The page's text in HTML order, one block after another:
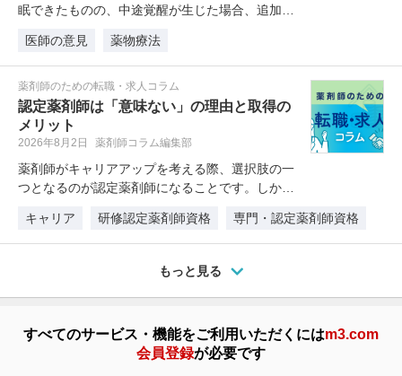
眠できたものの、中途覚醒が生じた場合、追加で
医師の意見
薬物療法
薬剤師のための転職・求人コラム
認定薬剤師は「意味ない」の理由と取得の
メリット
2026年8月2日 薬剤師コラム編集部
薬剤師がキャリアアップを考える際、選択肢の一
つとなるのが認定薬剤師になることです。しか
キャリア
研修認定薬剤師資格 専門・認定薬剤師資格
もっと見る
すべてのサービス・機能をご利用いただくにはm3.com
会員登録が必要です